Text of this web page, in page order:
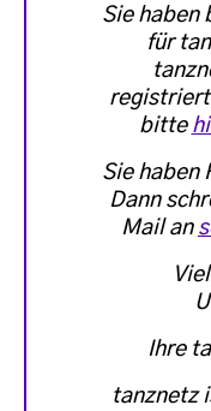
Sie haben
für
bitte
Sie haben
Dann
Mail an
Ihre
tanznetz